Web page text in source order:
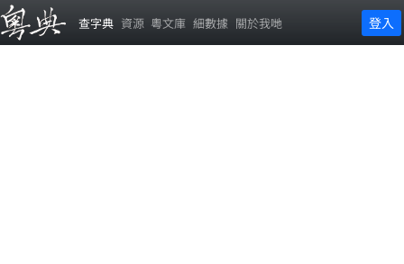
查字典 資源 粵文庫 細數據 關於我哋 登入